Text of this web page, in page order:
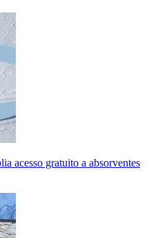
acesso gratuito a absorventes